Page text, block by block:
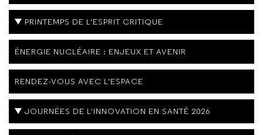
PRINTEMPS DE L'ESPRIT CRITIQUE
ÉNERGIE NUCLÉAIRE : ENJEUX ET AVENIR
RENDEZ-VOUS AVEC L’ESPACE
JOURNÉES DE L'INNOVATION EN SANTÉ 2026